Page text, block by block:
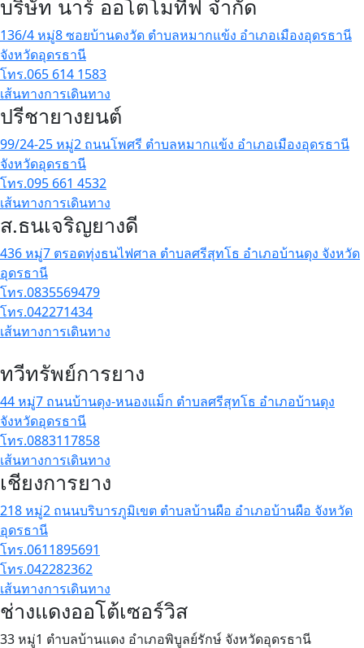
บริษัท นาร์ ออโตโมทีฟ จำกัด
136/4 หมู่8 ซอยบ้านดงวัด ตำบลหมากแข้ง อำเภอเมืองอุดรธานี
จังหวัดอุดรธานี
โทร.065 614 1583
เส้นทางการเดินทาง
ปรีชายางยนต์
99/24-25 หมู่2 ถนนโพศรี ตำบลหมากแข้ง อำเภอเมืองอุดรธานี
จังหวัดอุดรธานี
โทร.095 661 4532
เส้นทางการเดินทาง
ส.ธนเจริญยางดี
436 หมู่7 ตรอดทุ่งธนไฟศาล ตำบลศรีสุทโธ อำเภอบ้านดุง จังหวัด
อุดรธานี
โทร.0835569479
โทร.042271434
เส้นทางการเดินทาง
ทวีทรัพย์การยาง
44 หมู่7 ถนนบ้านดุง-หนองแม็ก ตำบลศรีสุทโธ อำเภอบ้านดุง
จังหวัดอุดรธานี
โทร.0883117858
เส้นทางการเดินทาง
เชียงการยาง
218 หมู่2 ถนนบริบารภูมิเขต ตำบลบ้านผือ อำเภอบ้านผือ จังหวัด
อุดรธานี
โทร.0611895691
โทร.042282362
เส้นทางการเดินทาง
ช่างแดงออโต้เซอร์วิส
33 หมู่1 ตำบลบ้านแดง อำเภอพิบูลย์รักษ์ จังหวัดอุดรธานี